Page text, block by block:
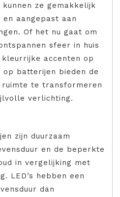
ze gemakkelijk
aangepast aan
Of het nu gaat om
sfeer in huis
accenten op
batterijen bieden de
te transformeren
verlichting.
zijn duurzaam
en de beperkte
in vergelijking met
LED’s hebben een
dan